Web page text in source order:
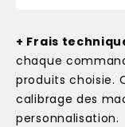
+ Frais
chaque
produits choisie.
calibrage des
personnalisation.